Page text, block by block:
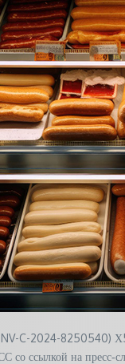
C-2024-8250540) Х5
со ссылкой на